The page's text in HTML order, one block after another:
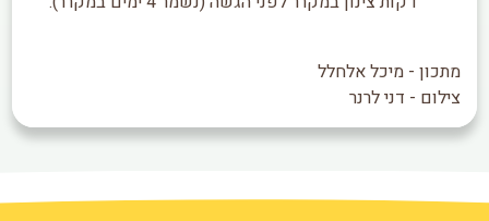
מתכון - מיכל אלחלל
צילום - דני לרנר